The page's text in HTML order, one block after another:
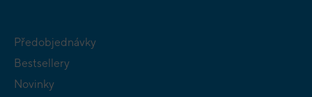
Předobjednávky
Bestsellery
Novinky